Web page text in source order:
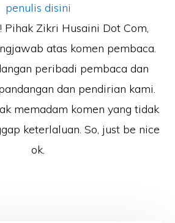
penulis disini
Pihak Zikri Husaini Dot Com,
atas komen pembaca.
peribadi pembaca dan
dan pendirian kami.
memadam komen yang tidak
keterlaluan. So, just be nice
ok.